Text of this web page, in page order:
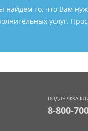
найдем то, что Вам
услуг.
ПОДДЕРЖКА
8-800-